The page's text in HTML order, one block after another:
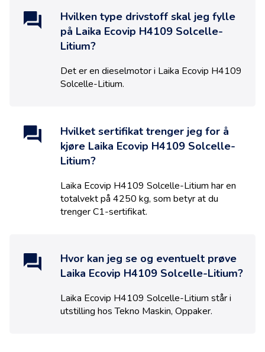
Hvilken type drivstoff skal jeg fylle
på Laika Ecovip H4109 Solcelle-
Litium?
Det er en dieselmotor i Laika Ecovip H4109
Solcelle-Litium.
Hvilket sertifikat trenger jeg for å
kjøre Laika Ecovip H4109 Solcelle-
Litium?
Laika Ecovip H4109 Solcelle-Litium har en
totalvekt på 4250 kg, som betyr at du
trengerC1-sertifikat.
Hvor kan jeg se og eventuelt prøve
Laika Ecovip H4109 Solcelle-Litium?
Laika Ecovip H4109 Solcelle-Litium står i
utstilling hosTekno Maskin, Oppaker.